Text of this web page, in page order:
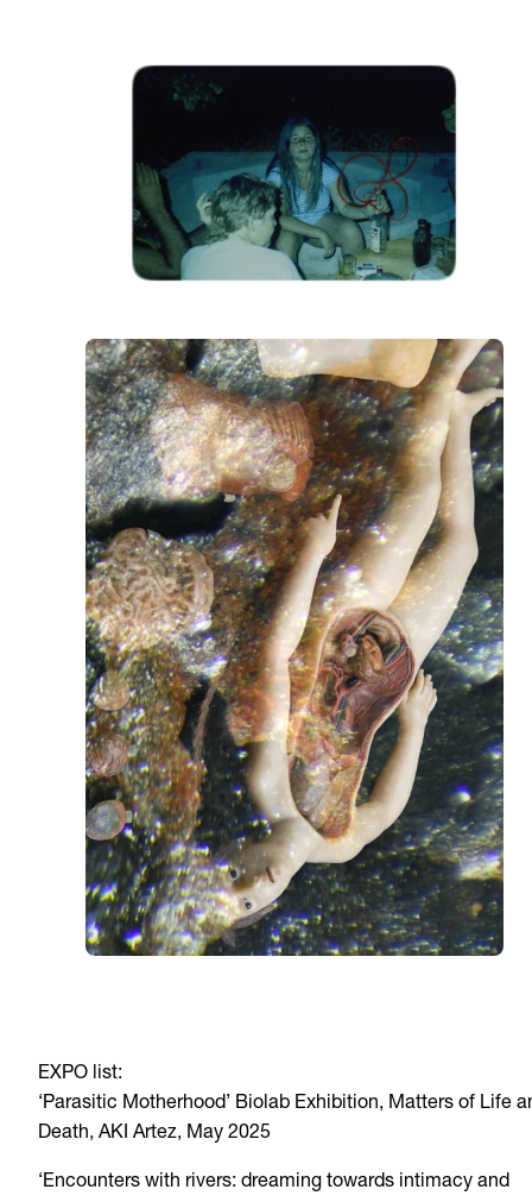
EXPO list:
‘Parasitic Motherhood’ Biolab Exhibition, Matters of Life
Death, AKI Artez, May 2025
‘Encounters with rivers: dreaming towards intimacy and